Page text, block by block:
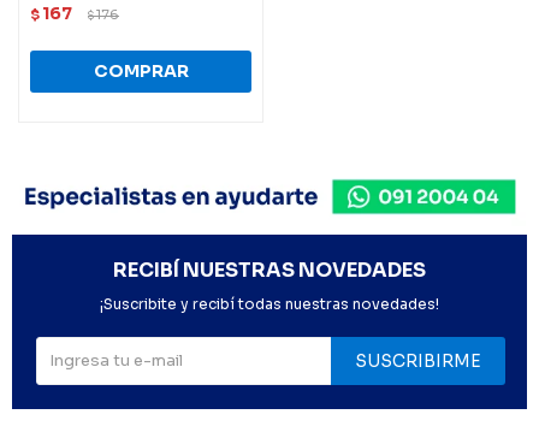
$ 167 $176
RECIBÍ NUESTRAS NOVEDADES
¡Suscribite y recibí todas nuestras novedades!
SUSCRIBIRME